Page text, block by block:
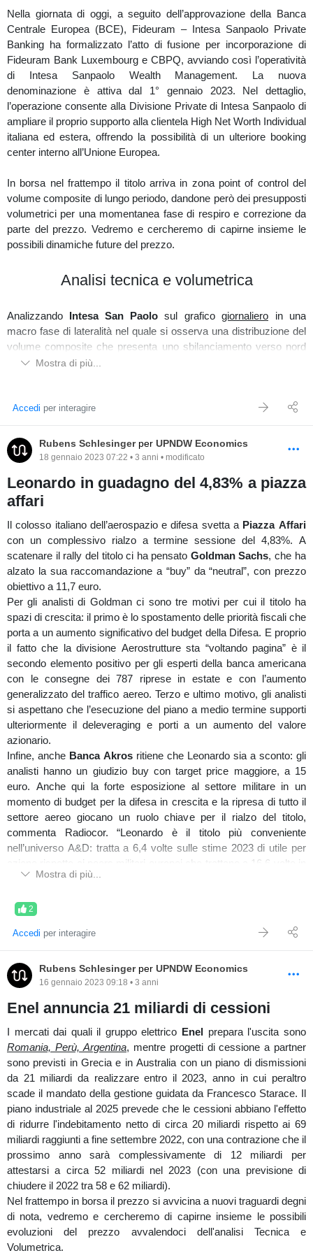
Nelle ultime sessioni di mercato, sull'Order Flow del grafico a21
range, si visualizzano dei forti acquisti assorbiti in prossimità dei
massimi a 9,78€ ed una pressione short in aumento.
Sul VolBook a chiusura mercato hanno rilasciato della forte
liquidità nella parte bassa in prossimità del prezzo.
Ultime sessioni di mercato (PST)
mesi),Poste italianea confronto dell'indice FtseMib è più forte
dell' 4,2%.
Correlazione (UPNDW)
Nella giornata di oggi, a seguito dell’approvazione della Banca
Centrale Europea (BCE), Fideuram – Intesa Sanpaolo Private
Banking ha formalizzato l’atto di fusione per incorporazione di
Fideuram Bank Luxembourg e CBPQ, avviando così l’operatività
di Intesa Sanpaolo Wealth Management. La nuova
denominazione è attiva dal 1° gennaio 2023. Nel dettaglio,
l’operazione consente alla Divisione Private di Intesa Sanpaolo di
ampliare il proprio supporto alla clientela High Net Worth Individual
italiana ed estera, offrendo la possibilità di un ulteriore booking
center interno all’Unione Europea.
In borsa nel frattempo il titolo arriva in zona point of control del
volume composite di lungo periodo, dandone però dei presupposti
volumetrici per una momentanea fase di respiro e correzione da
parte del prezzo. Vedremo e cercheremo di capirne insieme le
possibili dinamiche future del prezzo.
Analisi tecnica e volumetrica
Analizzando Intesa San Paolo sul grafico giornaliero in una
macro fase di lateralità nel quale si osserva una distribuzione del
volume composite che presenta uno sbilanciamento verso nord
creandone attrazione, ed il prezzo rispetto ad esso è a ridosso del
medio/breve termine sugli istogrammi in basso un affievolimento
parte degli investitori.
Osservando il future dell'indice di appartenenza FtseMibsul
grafico a 32 range,prosegue la price action long, anche se si nota
sul volume composite un progressivo sbilanciamento verso sud
che ne crea attrazione. Interessante come nelle ultime sessioni di
mercato vi sia un riempimento dei volumi nella value area high,
con il possibile scopo di creare una nuova distribuzione. Nel
frattempo si evidenziano dei forti e significativi assorbimenti delle
vendite rilasciati in area di prezzo 24825/25200/25760 ad
indicarne una forte responsive buy.
Intesa Sanpaolo nel medio termine sul grafico a 55 range
presenta un'impostazione rialzista sostenuta da forti volumi
d'acquisto come si può vedere sugli istogrammi in basso e
susseguita da dei molteplici rilasci di livelli di pressione;
osservando più dettagliatamente i volumi di breve termine, si nota
come i volumi d'acquisto rilasciati a partire dal 06/01/2023 siano
maggiori rispetto ai precedenti volumi, ma con un'efficienza
decisamente minore che ha determinato l'attuale divergenza tra la
forza e il movimento del prezzo. Posizionando il volume profile
custom sul grafico a60 minutipartendo dall'impulso rialzista di
breve termine, si osserva una distribuzione sbilanciata, con uno
sbilanciamento verso sud nella zona in cui vi è l'attuale prezzo ed
un point of control ancora in via di definizione che potrebbe
Nelle ultime sessioni di mercato, sull'Order Flow del grafico a
degli ultimi massimi a 2,3€ ed una forte momentanea pressione
short.
Sul
VolBook invece, il prezzo a chiusura mercato testa la liquidità
statica a 2,24€.
Ultime sessioni di mercato (ISP)
Controllando nella sezione correlazioni diUPNDW(periodo 3
mesi),Intesa Sanpaoloa confronto dell'indice
forte dell' 8,12%.
Mostra di più...
Accedi per interagire
Rubens Schlesinger per UPNDW Economics
18 gennaio 2023 07:22 • 3 anni • modificato
Leonardo in guadagno del 4,83% a piazza
affari
Il colosso italiano dell’aerospazio e difesa svetta a Piazza Affari
con un complessivo rialzo a termine sessione del 4,83%. A
scatenare il rally del titolo ci ha pensato Goldman Sachs, che ha
alzato la sua raccomandazione a “buy” da “neutral”, con prezzo
obiettivo a 11,7 euro.
Per gli analisti di Goldman ci sono tre motivi per cui il titolo ha
spazi di crescita: il primo è lo spostamento delle priorità fiscali che
porta a un aumento significativo del budget della Difesa. E proprio
il fatto che la divisione Aerostrutture sta “voltando pagina” è il
secondo elemento positivo per gli esperti della banca americana
con le consegne dei 787 riprese in estate e con l’aumento
generalizzato del traffico aereo. Terzo e ultimo motivo, gli analisti
si aspettano che l’esecuzione del piano a medio termine supporti
ulteriormente il deleveraging e porti a un aumento del valore
azionario.
Infine, anche Banca Akros ritiene che Leonardo sia a sconto: gli
analisti hanno un giudizio buy con target price maggiore, a 15
euro. Anche qui la forte esposizione al settore militare in un
momento di budget per la difesa in crescita e la ripresa di tutto il
settore aereo giocano un ruolo chiave per il rialzo del titolo,
commenta Radiocor. “Leonardo è il titolo più conveniente
nell’universo A&D: tratta a 6,4 volte sulle stime 2023 di utile per
azione rispetto ai peers militari europei che trattano a 16,6 volte in
media” sottolineano gli analisti.
Nel frattempo si osserva un rientro in distribuzione con apertura in
gup-up, tuttavia vedremo e cercheremo di capire insieme se ci
saranno i presupposti per un'accettazione in distribuzione
Analisi tecnica e volumetrica
AnalizzandoLeonardo sul grafico giornaliero
è in una preliminare
tendenza ribassista, mentre nel lungo termine è in un trend long
susseguito da dei forti volumi. Tuttavia nel medio termine a
seguito delle precedenti ripercussioni sull'indice FtseMib il prezzo
ha adottato un'impostazione short, caratterizzata però da un
affievolimento dei volumi da cui il prezzo di breve termine ha
ripreso forza all'incontro del supporto dinamico della trend line
rialzista, tra l'altro in confluenza con il Point of Control del volume
composite della precedente distribuzione in basso che si evince
abbastanza bilanciata. Osservando il volume composite presenta
una multi distribuzione, ed il prezzo nelle ultime sessioni di
mercato si trova nella low volume area che le delimita.
Mostra di più...
2
Accedi per interagire
Rubens Schlesinger per UPNDW Economics
16 gennaio 2023 09:18 • 3 anni
Enel annuncia 21 miliardi di cessioni
I mercati dai quali il gruppo elettrico Enel prepara l'uscita sono
Romania, Perù, Argentina, mentre progetti di cessione a partner
sono previsti in Grecia e in Australia con un piano di dismissioni
da 21 miliardi da realizzare entro il 2023, anno in cui peraltro
scade il mandato della gestione guidata da Francesco Starace. Il
piano industriale al 2025 prevede che le cessioni abbiano l'effetto
di ridurre l'indebitamento netto di circa 20 miliardi rispetto ai 69
miliardi raggiunti a fine settembre 2022, con una contrazione che il
prossimo anno sarà complessivamente di 12 miliardi per
attestarsi a circa 52 miliardi nel 2023 (con una previsione di
chiudere il 2022 tra 58 e 62 miliardi).
Nel frattempo in borsa il prezzo si avvicina a nuovi traguardi degni
di nota, vedremo e cercheremo di capirne insieme le possibili
evoluzioni del prezzo avvalendoci dell'analisi Tecnica e
Volumetrica.